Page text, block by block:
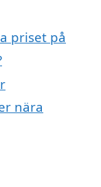
priset på
nära